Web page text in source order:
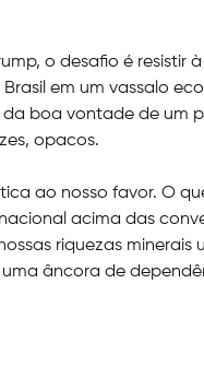
o desafio é resistir
em um vassalo
boa vontade de um
opacos.
ao nosso favor. O
acima das
riquezas minerais
âncora de